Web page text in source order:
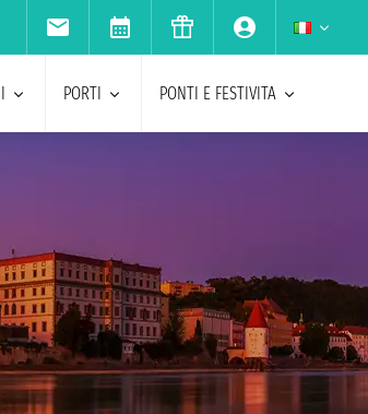
PORTI PONTI E FESTIVITA